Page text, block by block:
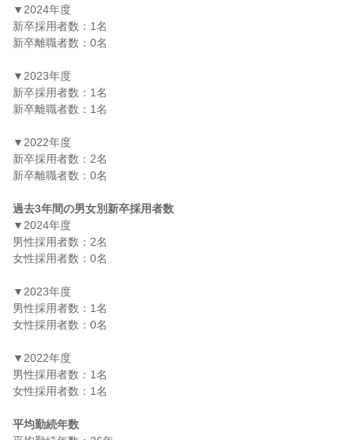
▼2024年度
新卒採用者数：1名
新卒離職者数：0名
▼2023年度
新卒採用者数：1名
新卒離職者数：1名
▼2022年度
新卒採用者数：2名
新卒離職者数：0名
過去3年間の男女別新卒採用者数
▼2024年度
男性採用者数：2名
女性採用者数：0名
▼2023年度
男性採用者数：1名
女性採用者数：0名
▼2022年度
男性採用者数：1名
女性採用者数：1名
平均勤続年数